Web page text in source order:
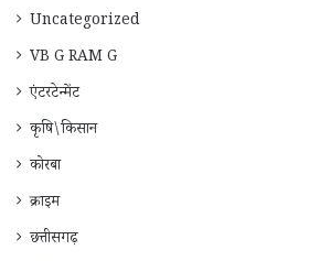
Uncategorized
VB G RAM G
एंटरटेन्मेंट
कृषि\किसान
कोरबा
क्राइम
छत्तीसगढ़